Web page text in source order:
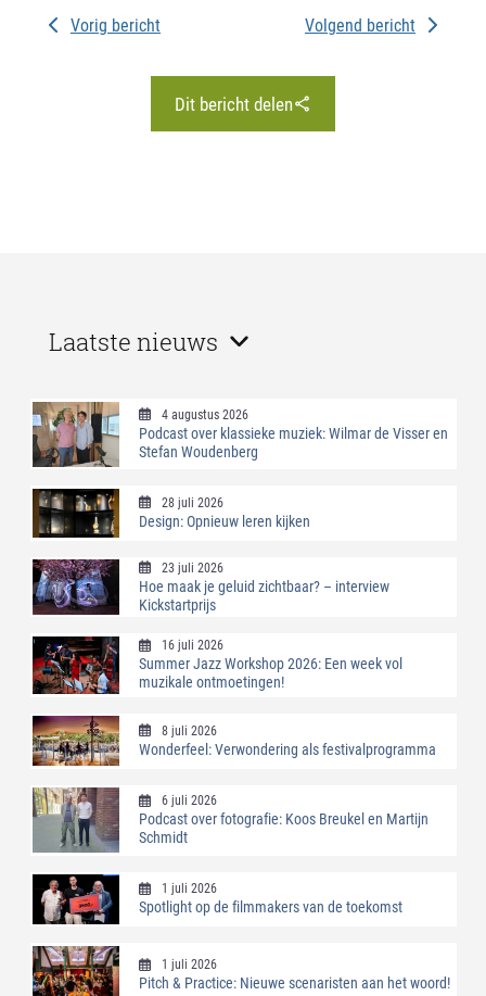
Vorig bericht Volgend bericht
Dit bericht delen
Laatste nieuws
4 augustus 2026
Podcast over klassieke muziek: Wilmar de Visser en
Stefan Woudenberg
28 juli 2026
Design: Opnieuw leren kijken
23 juli 2026
Hoe maak je geluid zichtbaar? – interview
Kickstartprijs
16 juli 2026
Summer Jazz Workshop 2026: Een week vol
muzikale ontmoetingen!
8 juli 2026
Wonderfeel: Verwondering als festivalprogramma
6 juli 2026
Podcast over fotografie: Koos Breukel en Martijn
Schmidt
1 juli 2026
Spotlight op de filmmakers van de toekomst
1 juli 2026
Pitch & Practice: Nieuwe scenaristen aan het woord!